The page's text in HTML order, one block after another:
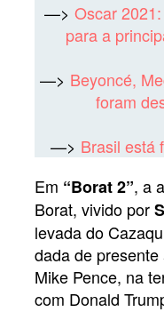
—> Oscar
para a
—> Beyoncé,
foram
—> Brasil está
Em “Borat 2”, a
Borat, vivido por
levada do
dada de
Mike Pence, na
com Donald